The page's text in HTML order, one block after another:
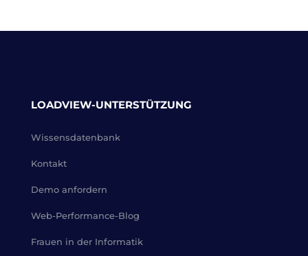
LOADVIEW-UNTERSTÜTZUNG
Wissensdatenbank
Kontakt
Demo anfordern
Web-Performance-Blog
Frauen in der Informatik